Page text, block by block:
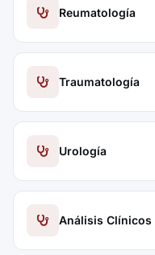
Reumatología
Traumatología
Urología
Análisis Clínicos